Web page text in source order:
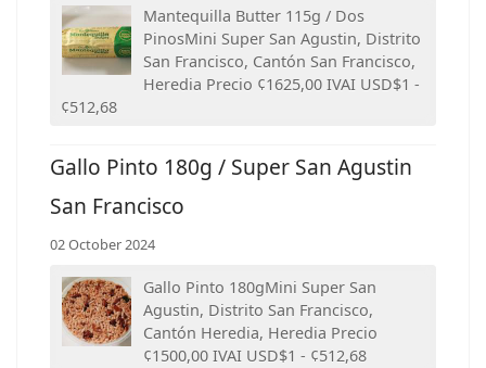
Mantequilla Butter 115g / Dos
PinosMini Super San Agustin, Distrito
San Francisco, Cantón San Francisco,
Heredia Precio ¢1625,00 IVAI USD$1 -
¢512,68
Gallo Pinto 180g / Super San Agustin
San Francisco
02 October 2024
Gallo Pinto 180gMini Super San
Agustin, Distrito San Francisco,
Cantón Heredia, Heredia Precio
¢1500,00 IVAI USD$1 - ¢512,68